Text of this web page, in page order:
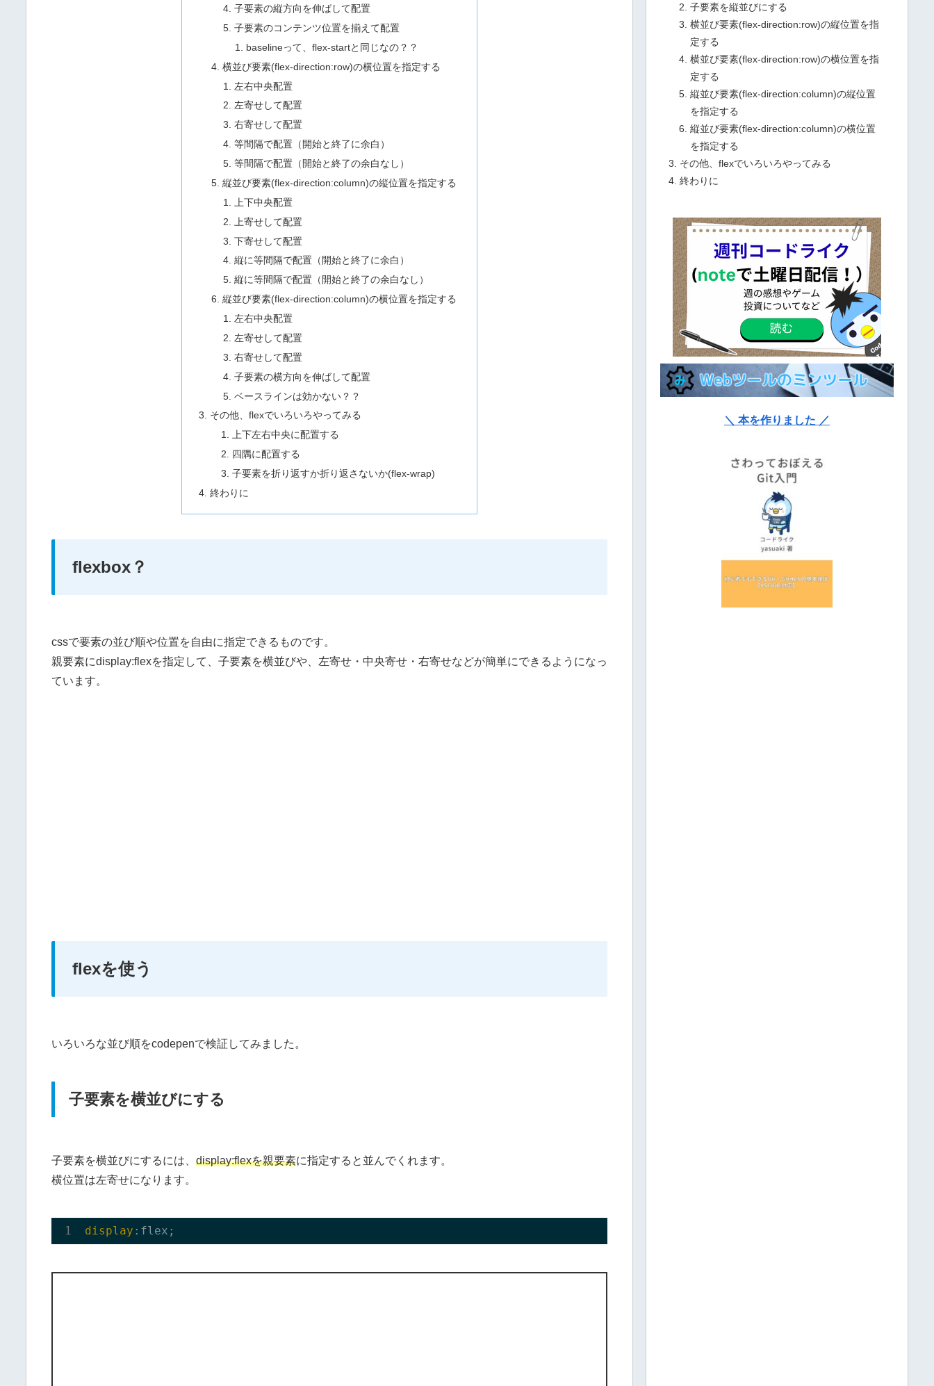
子要素の縦方向を伸ばして配置
子要素のコンテンツ位置を揃えて配置
baselineって、flex-startと同じなの？？
横並び要素(flex-direction:row)の横位置を指定する
左右中央配置
左寄せして配置
右寄せして配置
等間隔で配置（開始と終了に余白）
等間隔で配置（開始と終了の余白なし）
縦並び要素(flex-direction:column)の縦位置を指定する
上下中央配置
上寄せして配置
下寄せして配置
縦に等間隔で配置（開始と終了に余白）
縦に等間隔で配置（開始と終了の余白なし）
縦並び要素(flex-direction:column)の横位置を指定する
左右中央配置
左寄せして配置
右寄せして配置
子要素の横方向を伸ばして配置
ベースラインは効かない？？
その他、flexでいろいろやってみる
上下左右中央に配置する
四隅に配置する
子要素を折り返すか折り返さないか(flex-wrap)
終わりに
flexbox？
cssで要素の並び順や位置を自由に指定できるものです。
親要素にdisplay:flexを指定して、子要素を横並びや、左寄せ・中央寄せ・右寄せなどが簡単にできるようになっ
ています。
flexを使う
いろいろな並び順をcodepenで検証してみました。
子要素を横並びにする
子要素を横並びにするには、 display:flexを親要素に指定すると並んでくれます。
横位置は左寄せになります。
display
子要素を縦並びにする
横並び要素(flex-direction:row)の縦位置を指
定する
横並び要素(flex-direction:row)の横位置を指
定する
縦並び要素(flex-direction:column)の縦位置
を指定する
縦並び要素(flex-direction:column)の横位置
を指定する
その他、flexでいろいろやってみる
終わりに
＼ 本を作りました ／